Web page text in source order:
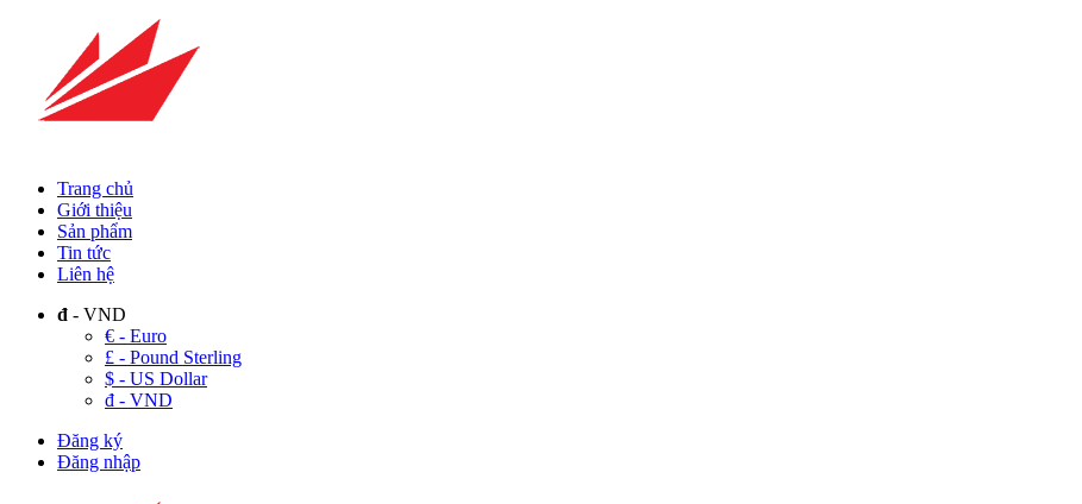
Trang chủ
Giới thiệu
Sản phẩm
Tin tức
Liên hệ
đ - VND
€ - Euro
£ - Pound Sterling
$ - US Dollar
đ - VND
Đăng ký
Đăng nhập